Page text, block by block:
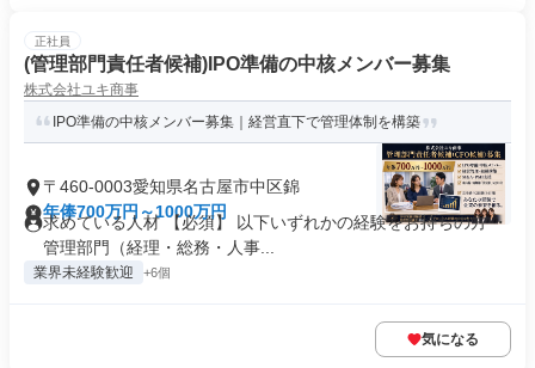
正社員
(管理部門責任者候補)IPO準備の中核メンバー募集
株式会社ユキ商事
IPO準備の中核メンバー募集｜経営直下で管理体制を構築
〒460-0003愛知県名古屋市中区錦
年俸700万円～1000万円
求めている人材 【必須】 以下いずれかの経験をお持ちの方 ・
管理部門（経理・総務・人事...
業界未経験歓迎 +6個
気になる